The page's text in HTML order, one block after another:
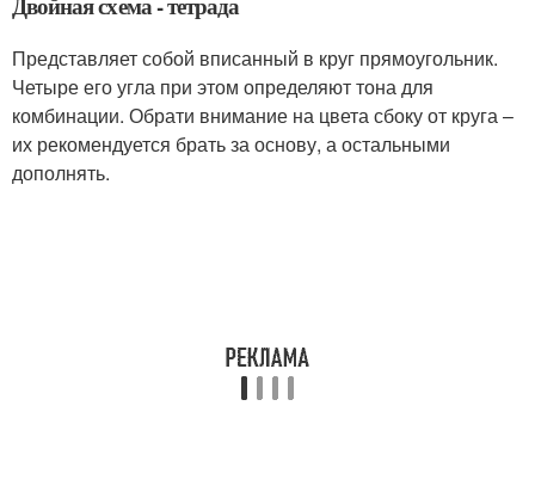
Представляет собой вписанный в круг прямоугольник.
Четыре его угла при этом определяют тона для
комбинации. Обрати внимание на цвета сбоку от круга –
их рекомендуется брать за основу, а остальными
дополнять.